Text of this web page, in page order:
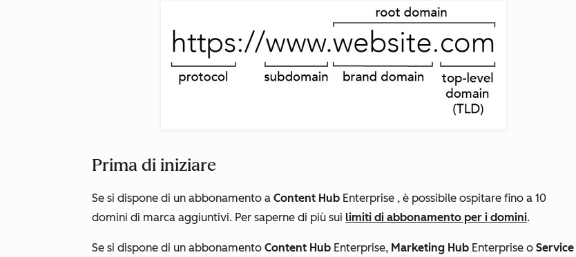
Prima di iniziare
Se si dispone di un abbonamento a Content Hub Enterprise , è possibile ospitare fino a 10
domini di marca aggiuntivi. Per saperne di più sui limiti di abbonamento per i domini.
Se si dispone di un abbonamento Content Hub Enterprise, Marketing Hub Enterprise o Service